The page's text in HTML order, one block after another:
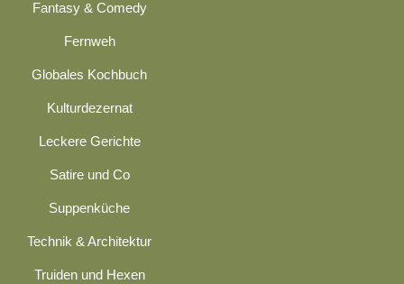
Fantasy & Comedy
Fernweh
Globales Kochbuch
Kulturdezernat
Leckere Gerichte
Satire und Co
Suppenküche
Technik & Architektur
Truiden und Hexen